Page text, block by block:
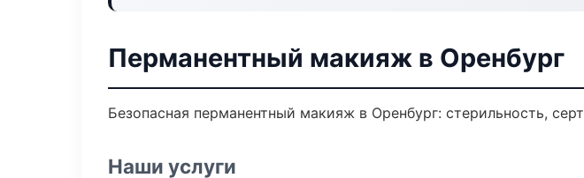
Перманентный макияж в Оренбург
Безопасная перманентный макияж в Оренбург: стерильность,
Наши услуги